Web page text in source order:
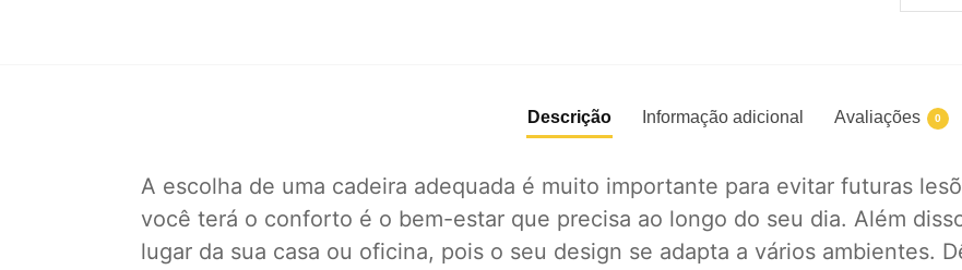
Descrição Informação adicional Avaliações 0
A escolha de uma cadeira adequada é muito importante para evitar futuras
você terá o conforto é o bem-estar que precisa ao longo do seu dia. Além
lugar da sua casa ou oficina, pois o seu design se adapta a vários ambientes.